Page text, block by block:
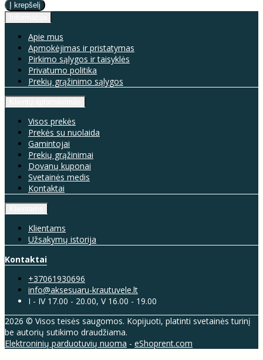
Apie mus
Apmokėjimas ir pristatymas
Pirkimo sąlygos ir taisyklės
Privatumo politika
Prekių grąžinimo sąlygos
Visos prekės
Prekės su nuolaida
Gamintojai
Prekių grąžinimai
Dovanų kuponai
Svetainės medis
Kontaktai
Klientams
Užsakymų istorija
Kontaktai
+37061930696
info@aksesuaru-krautuvele.lt
I - IV 17.00 - 20.00, V 16.00 - 19.00
2026 © Visos teisės saugomos. Kopijuoti, platinti svetainės turinį
be autorių sutikimo draudžiama.
Elektroninių parduotuvių nuoma - eShoprent.com